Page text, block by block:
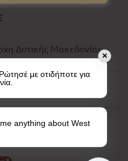
Δυτικής Μακεδονίας
✕
με οτιδήποτε για
anything about West